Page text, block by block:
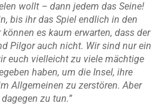
wollt – dann jedem das Seine!
bis ihr das Spiel endlich in den
es kaum erwarten, dass der
Pilgor auch nicht. Wir sind nur ein
euch vielleicht zu viele mächtige
haben, um die Insel, ihre
Allgemeinen zu zerstören. Aber
zu tun.”